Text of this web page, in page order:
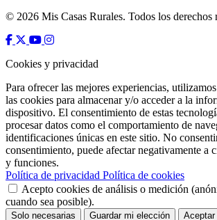
© 2026 Mis Casas Rurales. Todos los derechos
Cookies y privacidad
Para ofrecer las mejores experiencias,
las cookies para almacenar y/o acceder a la
dispositivo. El consentimiento de estas
procesar datos como el comportamiento de
identificaciones únicas en este sitio. No
consentimiento, puede afectar negativamente a
y funciones.
Política de privacidad Política de cookies
Acepto cookies de análisis o medición
cuando sea posible).
Solo necesarias Guardar mi elección Aceptar